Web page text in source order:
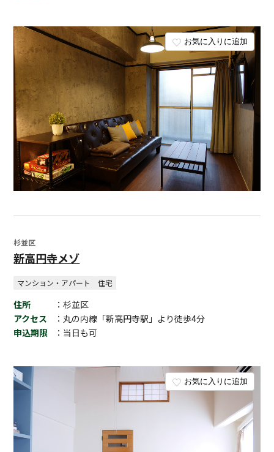
お気に入りに追加
お気に入りに追加
杉並区
新高円寺メゾ
マンション・アパート 住宅
住所
：杉並区
アクセス
：丸の内線「新高円寺駅」より徒歩4分
申込期限
：当日も可